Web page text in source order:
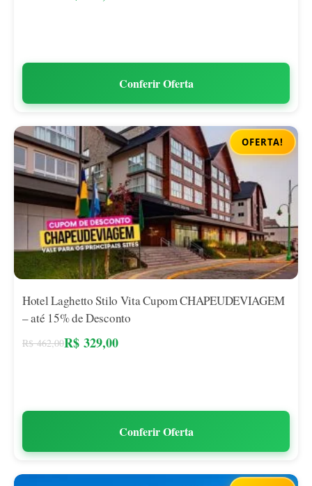
Conferir Oferta
OFERTA!
Hotel Laghetto Stilo Vita Cupom CHAPEUDEVIAGEM
– até 15% de Desconto
R$462,00R$ 329,00
Conferir Oferta